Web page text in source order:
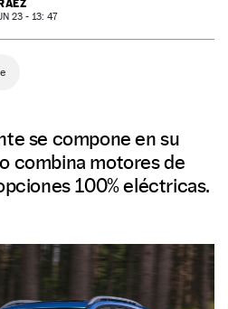
23 - 13: 47
se compone en su
combina motores de
100% eléctricas.